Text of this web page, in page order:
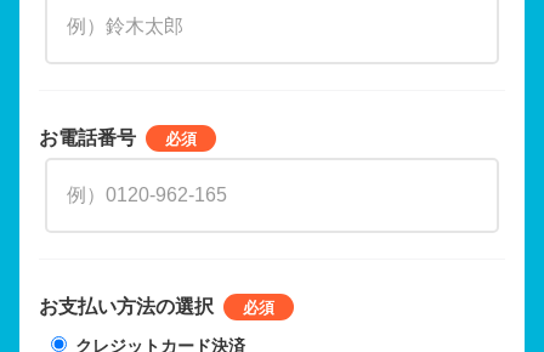
お電話番号
お支払い方法の選択
クレジットカード決済